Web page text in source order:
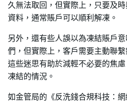
久無法取回，但實際上，只要及
資料，通常賬戶可以順利解凍。
另外，還有些人誤以為凍結賬戶
們，但實際上，客戶需要主動聯
這些迷思有助於減輕不必要的焦
凍結的情況。
如金管局的《反洗錢合規科技：